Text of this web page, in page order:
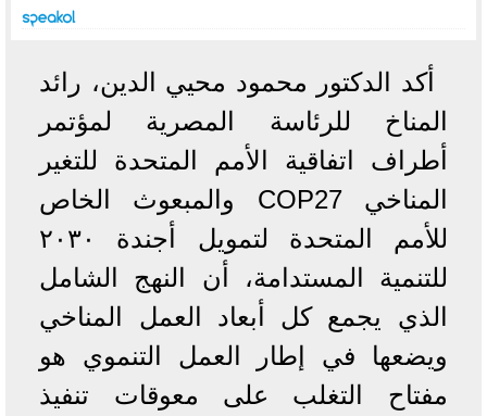
أكد الدكتور محمود محيي الدين، رائد
المناخ للرئاسة المصرية لمؤتمر
أطراف اتفاقية الأمم المتحدة للتغير
المناخي COP27 والمبعوث الخاص
للأمم المتحدة لتمويل أجندة ٢٠٣٠
للتنمية المستدامة، أن النهج الشامل
الذي يجمع كل أبعاد العمل المناخي
ويضعها في إطار العمل التنموي هو
مفتاح التغلب على معوقات تنفيذ